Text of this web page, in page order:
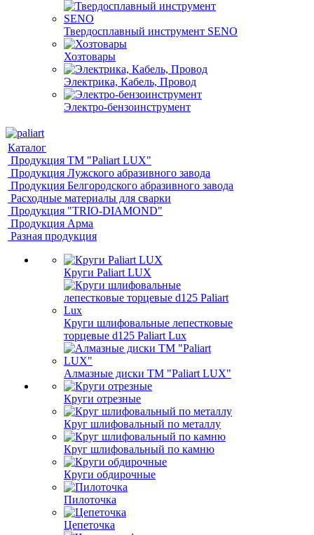
Твердосплавный инструмент SENO
Хозтовары
Электрика, Кабель, Провод
Электро-бензоинструмент
Каталог
Продукция ТМ "Paliart LUX"
Продукция Лужского абразивного завода
Продукция Белгородского абразивного завода
Расходные материалы для сварки
Продукция "TRIO-DIAMOND"
Продукция Арма
Разная продукция
Круги Paliart LUX
Круги шлифовальные лепестковые
торцевые d125 Paliart Lux
Алмазные диски ТМ "Paliart LUX"
Круги отрезные
Круг шлифовальный по металлу
Круг шлифовальный по камню
Круги обдирочные
Пилоточка
Цепеточка